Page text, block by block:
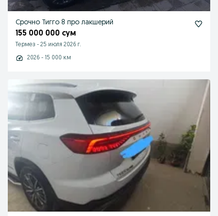
Срочно Тигго 8 про лакшерий
155 000 000 сум
Термез - 25 июля 2026 г.
2026 - 15 000 км